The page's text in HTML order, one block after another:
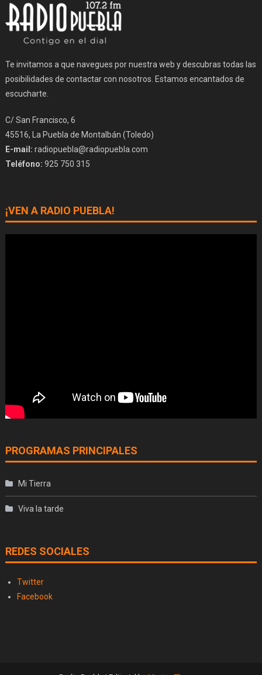
Te invitamos a que navegues por nuestra web y descubras todas las
posibilidades de contactar con nosotros. Estamos encantados de
escucharte.
C/ San Francisco, 6
45516, La Puebla de Montalbán (Toledo)
E-mail: radiopuebla@radiopuebla.com
Teléfono: 925 750 315
¡VEN A RADIO PUEBLA!
PROGRAMAS PRINCIPALES
Mi Tierra
Viva la tarde
REDES SOCIALES
Twitter
Facebook